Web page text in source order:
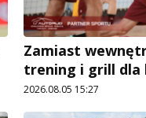
Zamiast
trening i grill dla
2026.08.05 15:27